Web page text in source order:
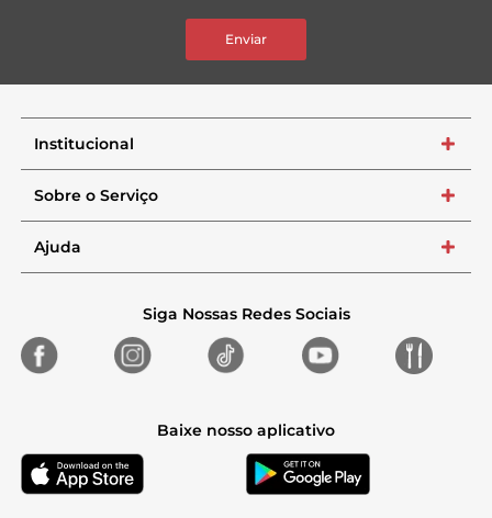
Enviar
Institucional +
Sobre o Serviço +
Ajuda +
Siga Nossas Redes Sociais
Baixe nosso aplicativo